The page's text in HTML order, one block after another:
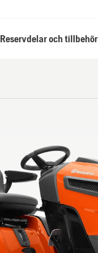
Reservdelar och tillbehör